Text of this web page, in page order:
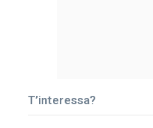
T’interessa?